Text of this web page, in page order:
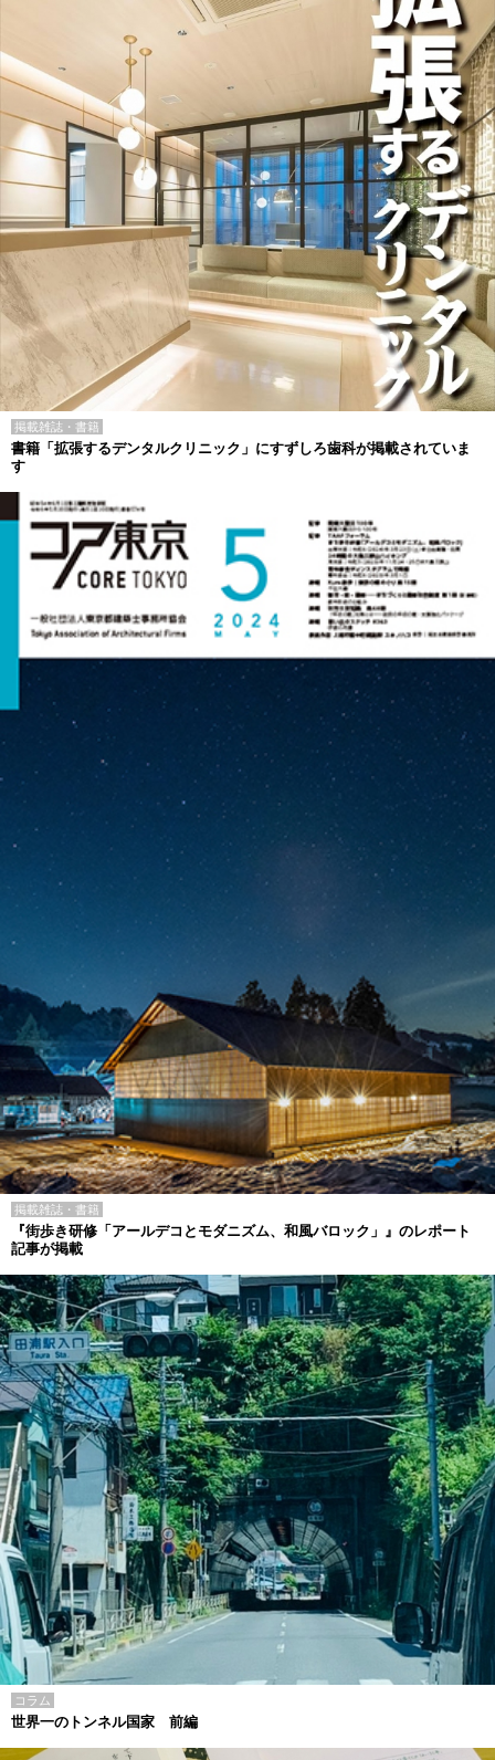
掲載雑誌・書籍
書籍「拡張するデンタルクリニック」にすずしろ歯科が掲載されていま
す
掲載雑誌・書籍
『街歩き研修「アールデコとモダニズム、和風バロック」』のレポート
記事が掲載
コラム
世界一のトンネル国家 前編